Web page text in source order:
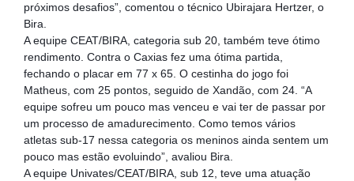
próximos desafios”, comentou o técnico Ubirajara Hertzer, o
Bira.
A equipe CEAT/BIRA, categoria sub 20, também teve ótimo
rendimento. Contra o Caxias fez uma ótima partida,
fechando o placar em 77 x 65. O cestinha do jogo foi
Matheus, com 25 pontos, seguido de Xandão, com 24. “A
equipe sofreu um pouco mas venceu e vai ter de passar por
um processo de amadurecimento. Como temos vários
atletas sub-17 nessa categoria os meninos ainda sentem um
pouco mas estão evoluindo”, avaliou Bira.
A equipe Univates/CEAT/BIRA, sub 12, teve uma atuação